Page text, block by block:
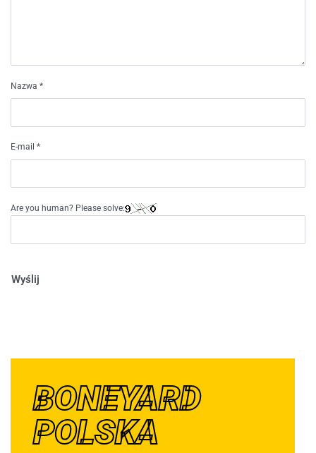
Nazwa *
E-mail *
Are you human? Please solve:
Wyślij
BONEYARD
POLSKA